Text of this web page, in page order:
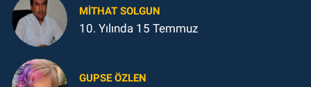
MITHAT SOLGUN
10. Yılında 15 Temmuz
GUPSE ÖZLEN